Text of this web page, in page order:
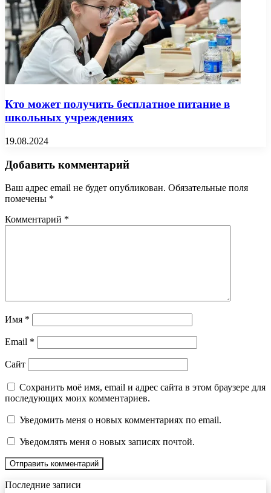
Кто может получить бесплатное питание в
школьных учреждениях
19.08.2024
Добавить комментарий
Ваш адрес email не будет опубликован. Обязательные поля
помечены *
Комментарий *
Имя *
Email *
Сайт
Сохранить моё имя, email и адрес сайта в этом браузере для
последующих моих комментариев.
Уведомить меня о новых комментариях по email.
Уведомлять меня о новых записях почтой.
Последние записи